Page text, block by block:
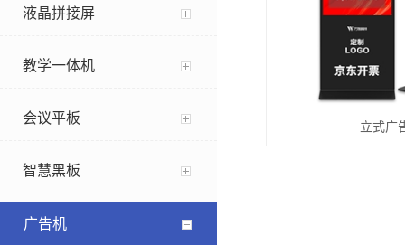
液晶拼接屏
教学一体机
会议平板
智慧黑板
广告机
立式广